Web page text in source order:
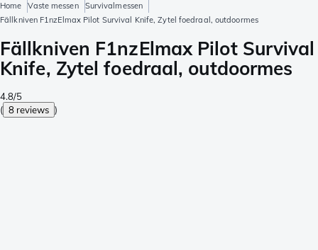
Home Vaste messen
Survivalmessen
Fällkniven F1nzElmax Pilot Survival Knife, Zytel foedraal, outdoormes
Fällkniven F1nzElmax Pilot Survival
Knife, Zytel foedraal, outdoormes
4.8/5
( 8 reviews )